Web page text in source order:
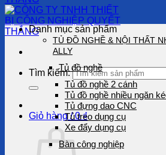
Tìm kiếm:
Giỏ hàng /0₫
Danh mục sản phẩm
TỦ ĐỒ NGHỀ & NỘI THẤT
ALLY
Tủ đồ nghề
Tủ đồ nghề 2 cánh
Tủ đồ nghề nhiều ngăn
Tủ đựng dao CNC
Tủ treo dụng cụ
Xe đẩy dụng cụ
Bàn công nghiệp